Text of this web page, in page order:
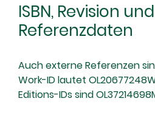
ISBN, Revision
Referenzdaten
Auch externe Referenzen
Work-ID lautet
Editions-IDs sind